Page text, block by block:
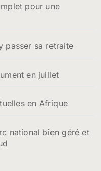
pour une
passer sa retraite
en juillet
en Afrique
national bien géré et